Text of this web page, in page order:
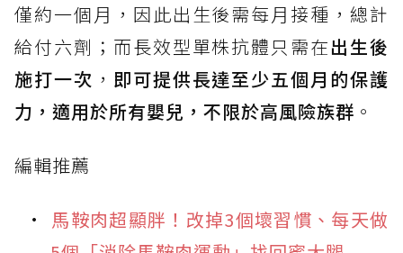
僅約一個月，因此出生後需每月接種，總計
給付六劑；而長效型單株抗體只需在出生後
施打一次 ， 即可提供長達至少五個月的保護
力，適用於所有嬰兒，不限於高風險族群 。
編輯推薦
馬鞍肉超顯胖！改掉3個壞習慣、每天做